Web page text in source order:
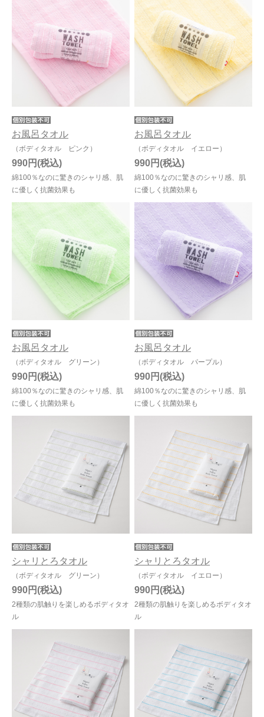
お風呂タオル
（ボディタオル ピンク）
綿100％なのに驚きのシャリ感、肌
に優しく抗菌効果も
990円
お風呂タオル
（ボディタオル イエロー）
綿100％なのに驚きのシャリ感、肌
に優しく抗菌効果も
990円
お風呂タオル
（ボディタオル グリーン）
綿100％なのに驚きのシャリ感、肌
に優しく抗菌効果も
990円
お風呂タオル
（ボディタオル パープル）
綿100％なのに驚きのシャリ感、肌
に優しく抗菌効果も
990円
シャリとろタオル
（ボディタオル グリーン）
2種類の肌触りを楽しめるボディタオ
ル
990円
シャリとろタオル
（ボディタオル イエロー）
2種類の肌触りを楽しめるボディタオ
ル
990円